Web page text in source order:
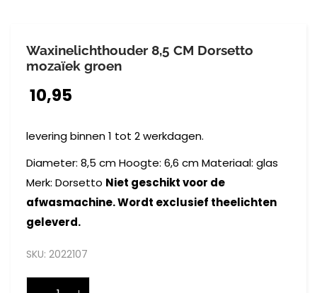
Waxinelichthouder 8,5 CM Dorsetto
mozaïek groen
10,95
levering binnen 1 tot 2 werkdagen.
Diameter: 8,5 cm Hoogte: 6,6 cm Materiaal: glas
Merk: Dorsetto Niet geschikt voor de
afwasmachine. Wordt exclusief theelichten
geleverd.
SKU: 2022107